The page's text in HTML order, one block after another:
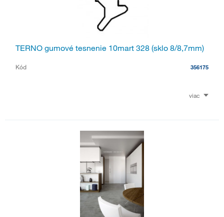
TERNO gumové tesnenie 10mart 328 (sklo 8/8,7mm)
Kód 356175
viac